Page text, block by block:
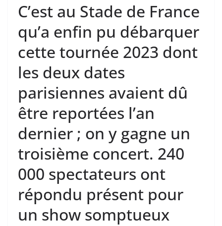
C’est au Stade de France
qu’a enfin pu débarquer
cette tournée 2023 dont
les deux dates
parisiennes avaient dû
être reportées l’an
dernier ; on y gagne un
troisième concert. 240
000 spectateurs ont
répondu présent pour
un show somptueux